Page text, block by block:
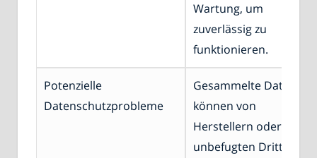
Wartung, um
zuverlässig zu
funktionieren.
Potenzielle
Datenschutzprobleme
Gesammelte Daten
können von
Herstellern oder
unbefugten Dritten